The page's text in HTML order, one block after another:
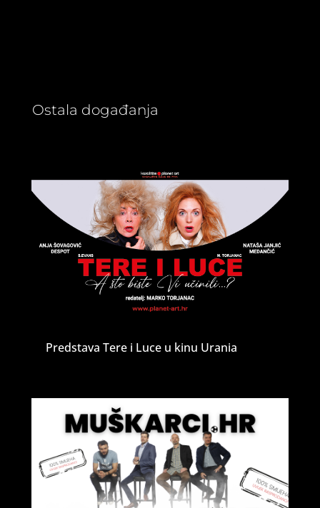
Ostala događanja
Predstava Tere i Luce u kinu Urania